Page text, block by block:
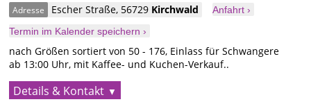
Adresse Escher Straße, 56729 Kirchwald
Anfahrt ›
Termin im Kalender speichern ›
nach Größen sortiert von 50 - 176, Einlass für Schwangere
ab 13:00 Uhr, mit Kaffee- und Kuchen-Verkauf..
Details & Kontakt